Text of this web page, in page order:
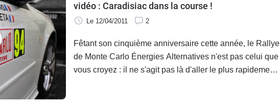
vidéo : Caradisiac dans la course !
Le 12/04/2011 2
Fêtant son cinquième anniversaire cette année, le Rallye
de Monte Carlo Énergies Alternatives n'est pas celui que
vous croyez : il ne s'agit pas là d'aller le plus rapidement